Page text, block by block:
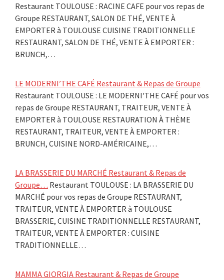
Restaurant TOULOUSE : RACINE CAFE pour vos repas de
Groupe RESTAURANT, SALON DE THÉ, VENTE À
EMPORTER à TOULOUSE CUISINE TRADITIONNELLE
RESTAURANT, SALON DE THÉ, VENTE À EMPORTER :
BRUNCH,…
LE MODERNI’THE CAFÉ Restaurant & Repas de Groupe
Restaurant TOULOUSE : LE MODERNI'THE CAFÉ pour vos
repas de Groupe RESTAURANT, TRAITEUR, VENTE À
EMPORTER à TOULOUSE RESTAURATION À THÈME
RESTAURANT, TRAITEUR, VENTE À EMPORTER :
BRUNCH, CUISINE NORD-AMÉRICAINE,…
LA BRASSERIE DU MARCHÉ Restaurant & Repas de
Groupe… Restaurant TOULOUSE : LA BRASSERIE DU
MARCHÉ pour vos repas de Groupe RESTAURANT,
TRAITEUR, VENTE À EMPORTER à TOULOUSE
BRASSERIE, CUISINE TRADITIONNELLE RESTAURANT,
TRAITEUR, VENTE À EMPORTER : CUISINE
TRADITIONNELLE…
MAMMA GIORGIA Restaurant & Repas de Groupe